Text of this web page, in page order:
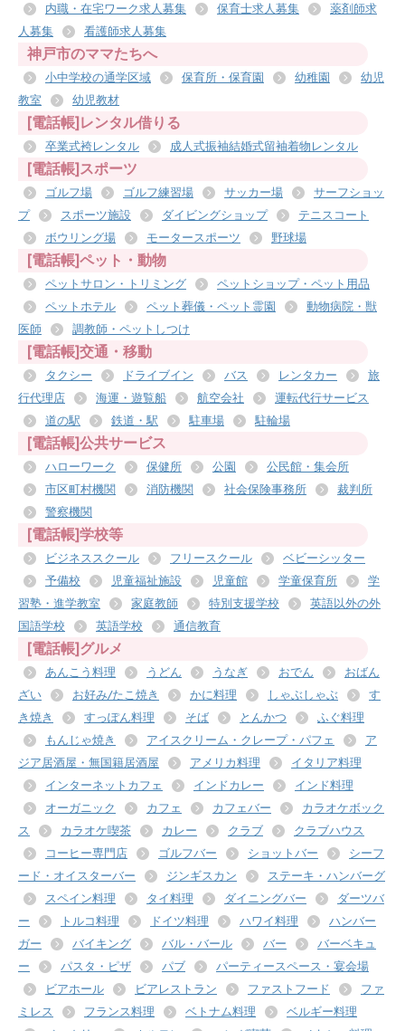
内職・在宅ワーク求人募集 保育士求人募集
薬剤師求
人募集
看護師求人募集
神戸市のママたちへ
小中学校の通学区域 保育所・保育園 幼稚園
幼児
教室
幼児教材
[電話帳]レンタル借りる
卒業式袴レンタル 成人式振袖結婚式留袖着物レンタル
[電話帳]スポーツ
ゴルフ場 ゴルフ練習場 サッカー場
サーフショッ
プ
スポーツ施設 ダイビングショップ
テニスコート
ボウリング場
モータースポーツ 野球場
[電話帳]ペット・動物
ペットサロン・トリミング
ペットショップ・ペット用品
ペットホテル
ペット葬儀・ペット霊園
動物病院・獣
医師
調教師・ペットしつけ
[電話帳]交通・移動
タクシー ドライブイン バス レンタカー
旅
行代理店
海運・遊覧船 航空会社
運転代行サービス
道の駅
鉄道・駅 駐車場 駐輪場
[電話帳]公共サービス
ハローワーク 保健所 公園
公民館・集会所
市区町村機関
消防機関 社会保険事務所
裁判所
警察機関
[電話帳]学校等
ビジネススクール フリースクール
ベビーシッター
予備校
児童福祉施設 児童館 学童保育所
学
習塾・進学教室
家庭教師 特別支援学校
英語以外の外
国語学校
英語学校 通信教育
[電話帳]グルメ
あんこう料理 うどん うなぎ おでん
おばん
ざい
お好み/たこ焼き かに料理 しゃぶしゃぶ
す
き焼き
すっぽん料理 そば とんかつ
ふぐ料理
もんじゃ焼き
アイスクリーム・クレープ・パフェ
ア
ジア居酒屋・無国籍居酒屋
アメリカ料理
イタリア料理
インターネットカフェ
インドカレー
インド料理
オーガニック
カフェ カフェバー
カラオケボック
ス
カラオケ喫茶 カレー クラブ
クラブハウス
コーヒー専門店
ゴルフバー ショットバー
シーフ
ード・オイスターバー
ジンギスカン
ステーキ・ハンバーグ
スペイン料理
タイ料理 ダイニングバー
ダーツバ
ー
トルコ料理 ドイツ料理 ハワイ料理
ハンバー
ガー
バイキング バル・バール バー
バーベキュ
ー
パスタ・ピザ パブ
パーティースペース・宴会場
ビアホール
ビアレストラン ファストフード
ファ
ミレス
フランス料理 ベトナム料理
ベルギー料理